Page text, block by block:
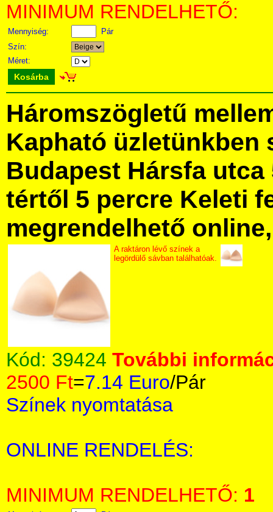
MINIMUM RENDELHETŐ:
Mennyiség:
Pár
Szín:
Méret:
Kosárba
Háromszögletű
Kapható üzletünkben
Budapest Hársfa utca
tértől 5 percre Keleti
megrendelhető
A raktáron lévő színek a
legördülő sávban találhatóak.
Kód: 39424 További
2500 Ft=7.14 Euro/Pár
Színek nyomtatása
ONLINE RENDELÉS:
MINIMUM RENDELHETŐ: 1